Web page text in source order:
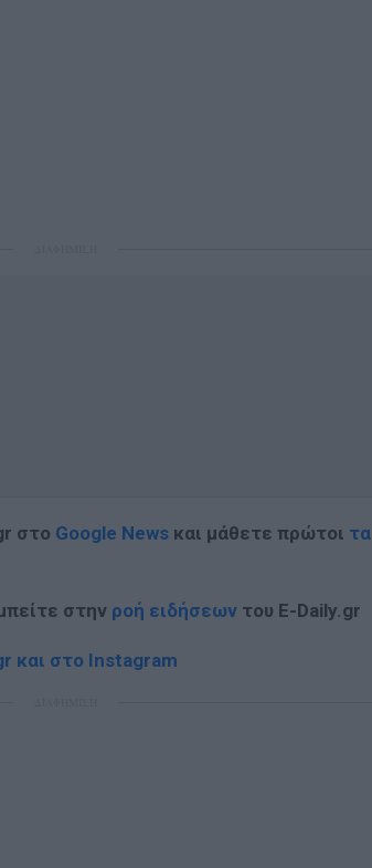
στο Google News και μάθετε πρώτοι τα
στην ροή ειδήσεων του E-Daily.gr
και στο Instagram